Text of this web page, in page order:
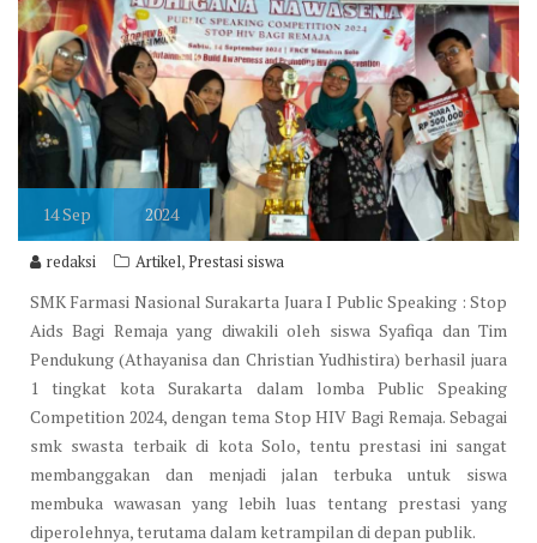
14Sep 2024
redaksi Artikel,Prestasi siswa
SMK Farmasi Nasional Surakarta Juara I Public Speaking : Stop
Aids Bagi Remaja yang diwakili oleh siswa Syafiqa dan Tim
Pendukung (Athayanisa dan Christian Yudhistira) berhasil juara
1 tingkat kota Surakarta dalam lomba Public Speaking
Competition 2024, dengan tema Stop HIV Bagi Remaja. Sebagai
smk swasta terbaik di kota Solo, tentu prestasi ini sangat
membanggakan dan menjadi jalan terbuka untuk siswa
membuka wawasan yang lebih luas tentang prestasi yang
diperolehnya, terutama dalam ketrampilan di depan publik.